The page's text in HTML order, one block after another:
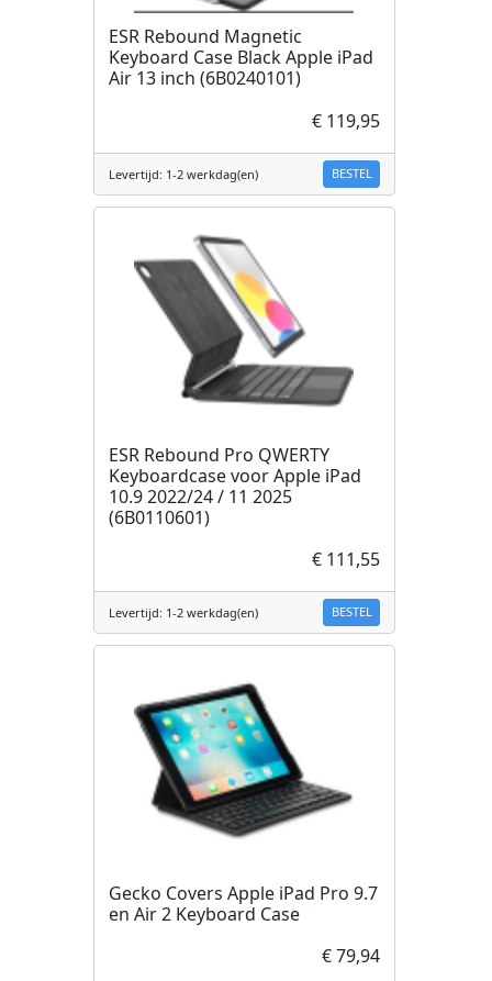
ESR Rebound Magnetic
Keyboard Case Black Apple iPad
Air 13 inch (6B0240101)
€ 119,95
Levertijd: 1-2 werkdag(en) BESTEL
ESR Rebound Pro QWERTY
Keyboardcase voor Apple iPad
10.9 2022/24 / 11 2025
(6B0110601)
€ 111,55
Levertijd: 1-2 werkdag(en) BESTEL
Gecko Covers Apple iPad Pro 9.7
en Air 2 Keyboard Case
€ 79,94